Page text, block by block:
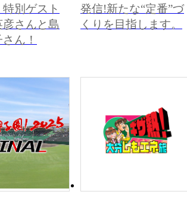
別ゲスト
さんと島
ん！
発信!新たな“定番”づ
くりを目指します。